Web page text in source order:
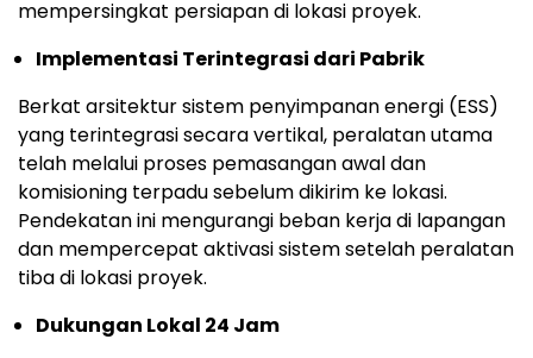
mempersingkat persiapan di lokasi proyek.
Implementasi Terintegrasi dari Pabrik
Berkat arsitektur sistem penyimpanan energi (ESS)
yang terintegrasi secara vertikal, peralatan utama
telah melalui proses pemasangan awal dan
komisioning terpadu sebelum dikirim ke lokasi.
Pendekatan ini mengurangi beban kerja di lapangan
dan mempercepat aktivasi sistem setelah peralatan
tiba di lokasi proyek.
Dukungan Lokal 24 Jam